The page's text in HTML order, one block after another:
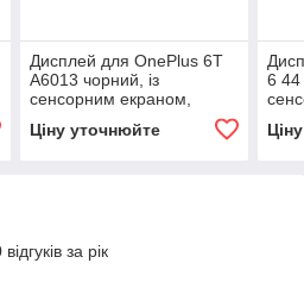
Дисплей для OnePlus 6T
A6013 чорний, із
сенсорним екраном,
Ціну уточнюйте
6 44
за рік